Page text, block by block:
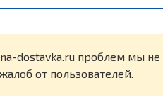
dostavka.ru проблем мы
от пользователей.